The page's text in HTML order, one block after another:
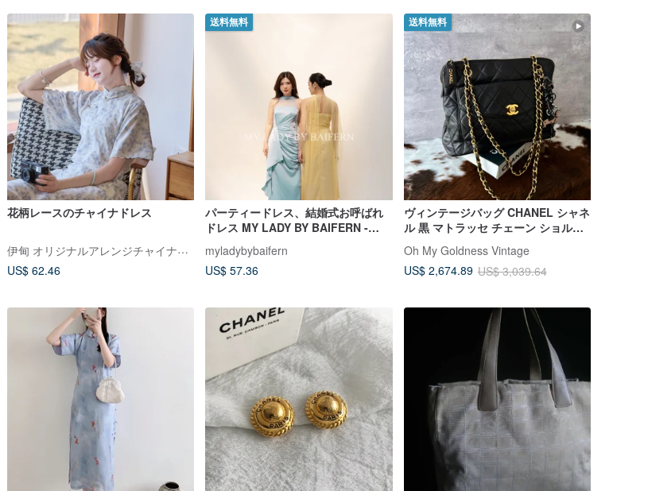
花柄レースのチャイナドレス
伊甸 オリジナルアレンジチャイナドレス
US$ 62.46
送料無料
パーティードレス、結婚式お呼ばれ
ドレス MY LADY BY BAIFERN -
ML531
myladybybaifern
US$ 57.36
送料無料
ヴィンテージバッグ CHANEL シャネ
ル 黒 マトラッセ チェーン ショルダ
ーバッグ
Oh My Goldness Vintage
US$ 2,674.89 US$ 3,039.64